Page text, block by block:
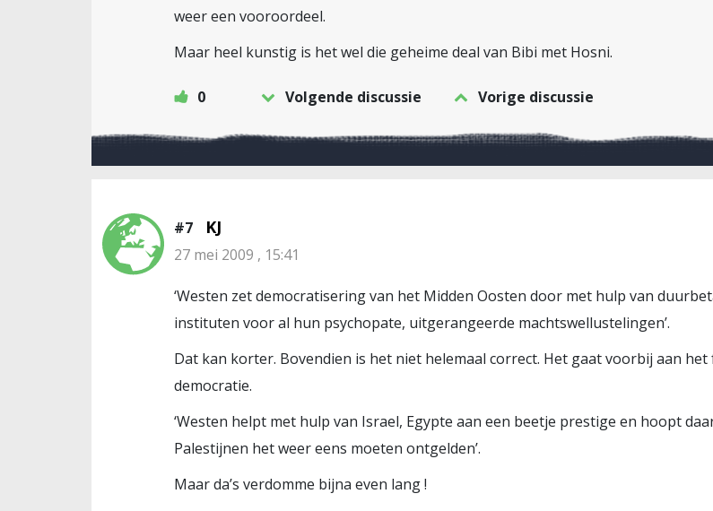
weer een vooroordeel.
Maar heel kunstig is het wel die geheime deal van Bibi met Hosni.
0 Volgende discussie Vorige discussie
#7 KJ
27 mei 2009 , 15:41
‘Westen zet democratisering van het Midden Oosten door met hulp van
instituten voor al hun psychopate, uitgerangeerde machtswellustelingen’.
Dat kan korter. Bovendien is het niet helemaal correct. Het gaat voorbij aan
democratie.
‘Westen helpt met hulp van Israel, Egypte aan een beetje prestige en hoopt
Palestijnen het weer eens moeten ontgelden’.
Maar da’s verdomme bijna even lang !